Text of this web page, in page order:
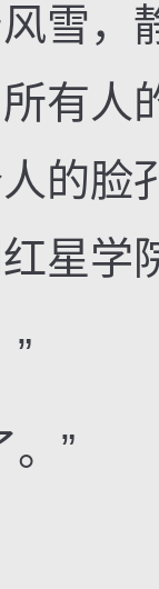
，
有人
的脸
星学
”